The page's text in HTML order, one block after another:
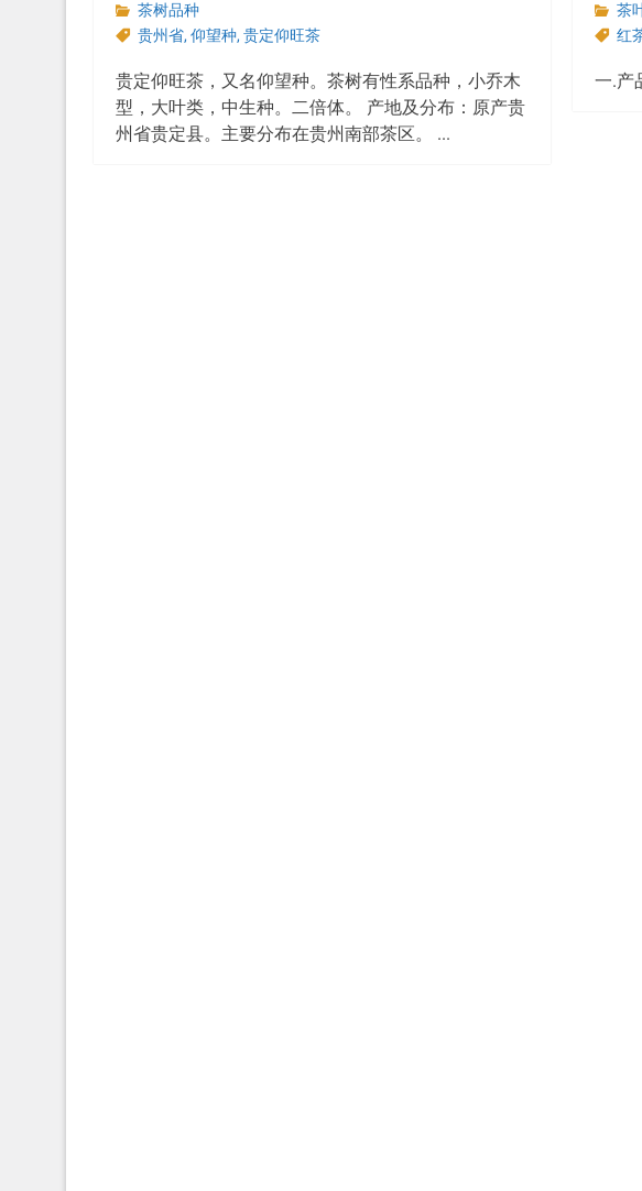
茶树品种
贵州省, 仰望种, 贵定仰旺茶
贵定仰旺茶，又名仰望种。茶树有性系品种，小乔木
型，大叶类，中生种。二倍体。 产地及分布：原产贵
州省贵定县。主要分布在贵州南部茶区。 ...
茶
红
一.产